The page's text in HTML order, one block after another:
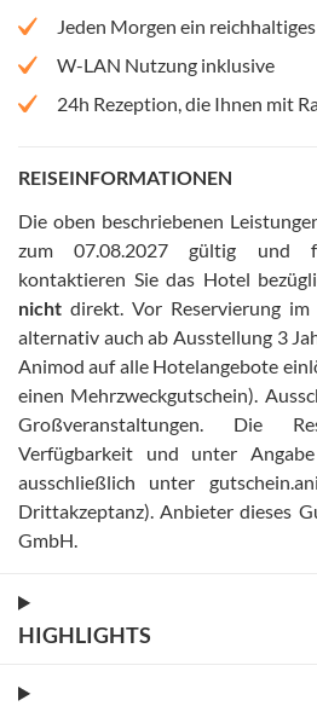
Jeden Morgen ein
W-LAN Nutzung inklusive
24h Rezeption, die Ihnen mit
REISEINFORMATIONEN
Die oben beschriebenen
zum 07.08.2027 gültig und
kontaktieren Sie das Hotel
nicht direkt. Vor Reservierung
alternativ auch ab Ausstellung 3
Animod auf alle Hotelangebote
einen Mehrzweckgutschein)
Großveranstaltungen
Die
Verfügbarkeit und unter
ausschließlich unter
Drittakzeptanz) Anbieter dieses
GmbH
HIGHLIGHTS